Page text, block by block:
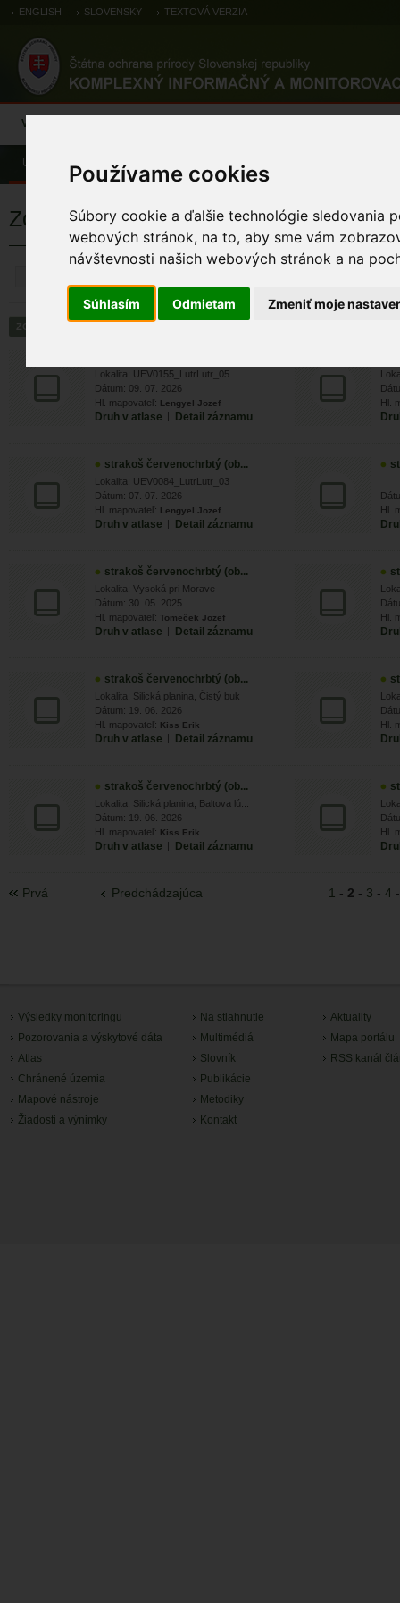
Používame cookies
Súbory cookie a ďalšie technológie sledovania
webových stránok, na to, aby sme vám
návštevnosti našich webových stránok a na
Súhlasím Odmietam Zmeniť moje
ENGLISH SLOVENSKY TEXTOVÁ VERZIA
Výsledky monitoringu
Úvod Pozorovania a výskytové dáta
Zoologické výskytové záznamy
Lokalita: UEV0155_LutrLutr_05
Dátum: 09. 07. 2026
Hl. mapovateľ: Lengyel Jozef
Druh v atlase | Detail záznamu
Hl.
strakoš červenochrbtý (ob...
Lokalita: UEV0084_LutrLutr_03
Dátum: 07. 07. 2026
Hl. mapovateľ: Lengyel Jozef
Druh v atlase | Detail záznamu
Hl.
strakoš červenochrbtý (ob...
Lokalita: Vysoká pri Morave
Dátum: 30. 05. 2025
Hl. mapovateľ: Tomeček Jozef
Druh v atlase | Detail záznamu
Hl.
strakoš červenochrbtý (ob...
Lokalita: Silická planina, Čistý buk
Dátum: 19. 06. 2026
Hl. mapovateľ: Kiss Erik
Druh v atlase | Detail záznamu
Hl.
strakoš červenochrbtý (ob...
Lokalita: Silická planina, Baltova lú...
Dátum: 19. 06. 2026
Hl. mapovateľ: Kiss Erik
Druh v atlase | Detail záznamu
Hl.
Prvá Predchádzajúca 1 - 2 - 3 - 4
Výsledky monitoringu
Pozorovania a výskytové dáta
Atlas
Chránené územia
Mapové nástroje
Žiadosti a výnimky
Na stiahnutie
Multimédiá
Slovník
Publikácie
Metodiky
Kontakt
Aktuality
Mapa portálu
RSS kanál